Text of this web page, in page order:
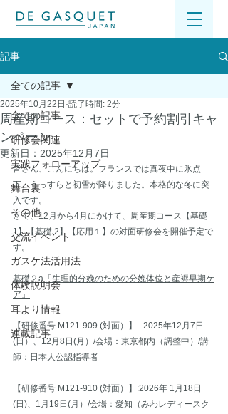
記事
全ての記事
研修会関連
実践フォローアップ
舞台裏
その他
交流イベント
ガスケ法活用法
体験説明会
耳より情報
連載記事
全ての記事
周産期コース：セットで予約割引キャ
ンペーン
2025年10月22日 読了時間: 2分
更新日： 2025年12月7日
皆さん、こんにちは。フランスでは真夜中に氷点
下、うっすらと初雪が降りました。本格的な冬に突
入です。
さて、12月から4月にかけて、周産期コース【基礎
1】【基礎 2】【応用１】の対面研修会を開催予定で
す。
基礎２a「生理的分娩のための分娩体位と産褥早期ケ
ア」
【研修番号 M121-909 (対面）】:  2025年12月7日
(日）、12月8日(月）/会場：東京都内（調整中）/講
師：日本人公認指導者
【研修番号 M121-910 (対面）】:2026年 1月18日
(日)、1月19日(月）/会場：愛知（みわレディースク